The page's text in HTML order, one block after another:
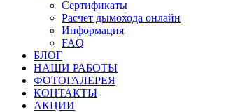
Сертификаты
Расчет дымохода онлайн
Информация
FAQ
БЛОГ
НАШИ РАБОТЫ
ФОТОГАЛЕРЕЯ
КОНТАКТЫ
АКЦИИ